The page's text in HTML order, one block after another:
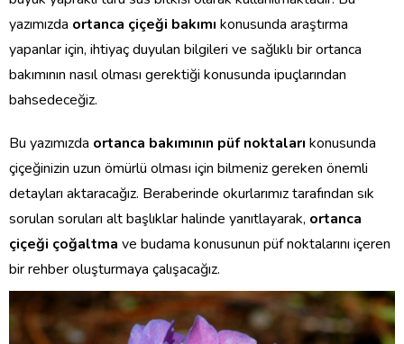
yazımızda ortanca çiçeği bakımı konusunda araştırma
yapanlar için, ihtiyaç duyulan bilgileri ve sağlıklı bir ortanca
bakımının nasıl olması gerektiği konusunda ipuçlarından
bahsedeceğiz.
Bu yazımızda ortanca bakımının püf noktaları konusunda
çiçeğinizin uzun ömürlü olması için bilmeniz gereken önemli
detayları aktaracağız. Beraberinde okurlarımız tarafından sık
sorulan soruları alt başlıklar halinde yanıtlayarak, ortanca
çiçeği çoğaltma ve budama konusunun püf noktalarını içeren
bir rehber oluşturmaya çalışacağız.